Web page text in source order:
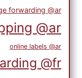
forwarding @ar
@ar
online labels @ar
@fr